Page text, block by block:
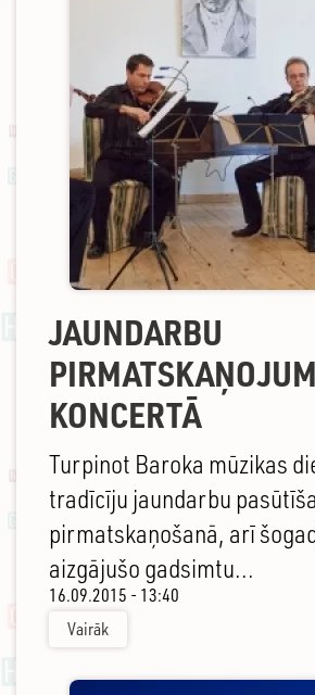
JAUNDARBU
KONCERTĀ
Turpinot Baroka mūzikas
tradīcīju jaundarbu
pirmatskaņošanā, arī
aizgājušo gadsimtu...
16.09.2015 - 13:40
Vairāk